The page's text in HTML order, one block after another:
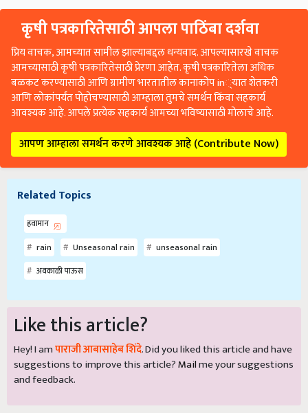
कृषी पत्रकारितेसाठी आपला पाठिंबा दर्शवा
प्रिय वाचक, आमच्यात सामील झाल्याबद्दल धन्यवाद. आपल्यासारखे वाचक
आमच्यासाठी कृषी पत्रकारितेसाठी प्रेरणा आहेत. कृषी पत्रकारितेला अधिक
बळकट करण्यासाठी आणि ग्रामीण भारतातील कानाकोप in्यात शेतकरी
आणि लोकांपर्यंत पोहोचण्यासाठी आम्हाला तुमचे समर्थन किंवा सहकार्य
आवश्यक आहे. आपले प्रत्येक सहकार्य आमच्या भविष्यासाठी मोलाचे आहे.
आपण आम्हाला समर्थन करणे आवश्यक आहे (Contribute Now)
Related Topics
हवामान
rain
Unseasonal rain
unseasonal rain
अवकाळी पाऊस
Like this article?
Hey! I amपाराजी आबासाहेब शिंदे. Did you liked this article and have
suggestions to improve this article?Mailme your suggestions
and feedback.